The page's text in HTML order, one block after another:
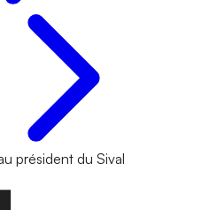
président du Sival